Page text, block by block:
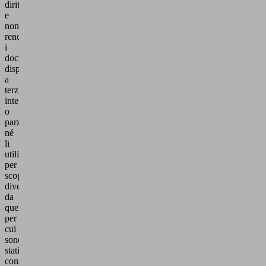
diritti
e
non
renderà
i
documenti
disponibili
a
terzi
integralmente
o
parzialmente
né
li
utilizzerà
per
scopi
diversi
da
quello
per
cui
sono
stati
consegnati